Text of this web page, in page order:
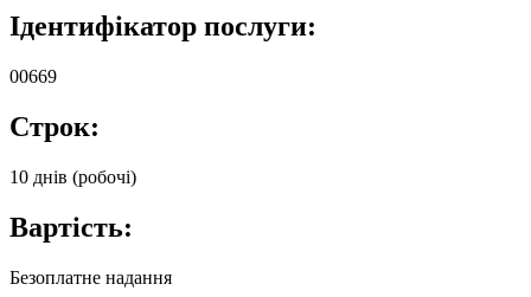
Ідентифікатор послуги:
00669
Строк:
10 днів (робочі)
Вартість:
Безоплатне надання